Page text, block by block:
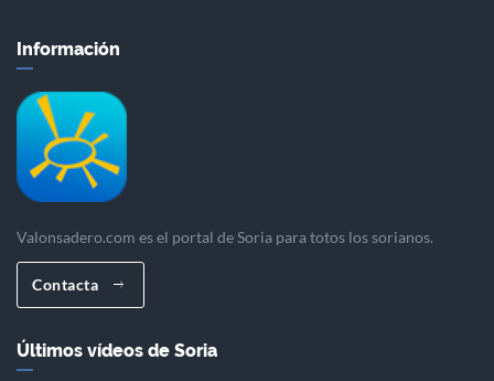
Información
Valonsadero.com es el portal de Soria para totos los sorianos.
Contacta
Últimos vídeos de Soria